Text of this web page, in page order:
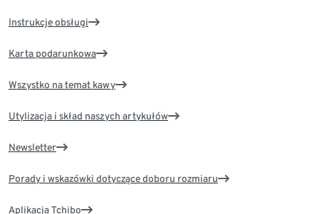
Instrukcje obsługi
Karta podarunkowa
Wszystko na temat kawy
Utylizacja i skład naszych artykułów
Newsletter
Porady i wskazówki dotyczące doboru rozmiaru
Aplikacja Tchibo